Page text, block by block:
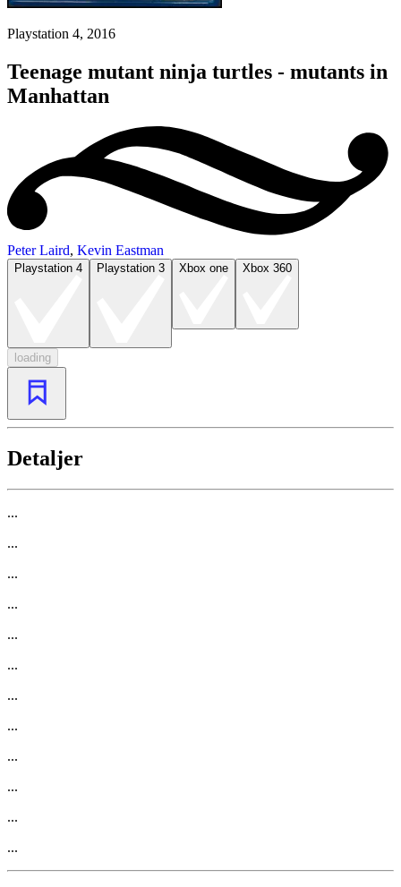
Playstation 4, 2016
Teenage mutant ninja turtles - mutants in
Manhattan
Peter Laird, Kevin Eastman
Playstation 4 Playstation 3 Xbox one Xbox 360
loading
Detaljer
...
...
...
...
...
...
...
...
...
...
...
...